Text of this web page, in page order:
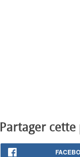
Partager cette